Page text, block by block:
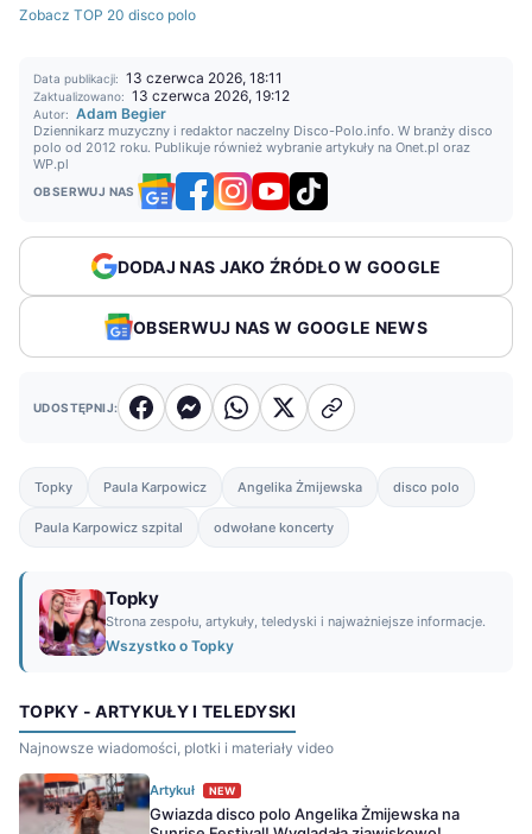
Zobacz TOP 20 disco polo
Data publikacji: 13 czerwca 2026, 18:11
Zaktualizowano: 13 czerwca 2026, 19:12
Autor: Adam Begier
Dziennikarz muzyczny i redaktor naczelny Disco-Polo.info. W branży disco
polo od 2012 roku. Publikuje również wybranie artykuły na Onet.pl oraz
WP.pl
OBSERWUJ NAS
DODAJ NAS JAKO ŹRÓDŁO W GOOGLE
OBSERWUJ NAS W GOOGLE NEWS
UDOSTĘPNIJ:
Topky Paula Karpowicz Angelika Żmijewska disco polo
Paula Karpowicz szpital odwołane koncerty
Topky
Strona zespołu, artykuły, teledyski i najważniejsze informacje.
Wszystko o Topky
TOPKY - ARTYKUŁY I TELEDYSKI
Najnowsze wiadomości, plotki i materiały video
Artykuł NEW
Gwiazda disco polo Angelika Żmijewska na